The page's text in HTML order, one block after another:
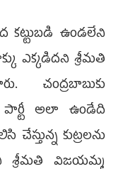
ఉండలేని
ఎక్కడిదని శ్రీమతి
చంద్రబాబుకు
పార్టీ అలా ఉండేది
చేస్తున్న కుట్రలను
శ్రీమతి విజయమ్మ